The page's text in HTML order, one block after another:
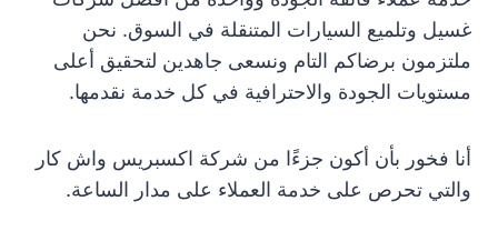
غسيل وتلميع السيارات المتنقلة في السوق. نحن
ملتزمون برضاكم التام ونسعى جاهدين لتحقيق أعلى
مستويات الجودة والاحترافية في كل خدمة نقدمها.
أنا فخور بأن أكون جزءًا من شركة اكسبريس واش كار
والتي تحرص على خدمة العملاء على مدار الساعة.